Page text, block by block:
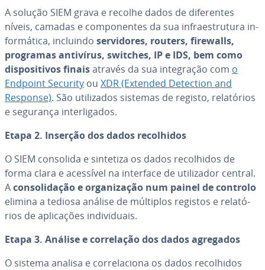
A solução SIEM grava e recolhe dados de di­fe­ren­tes
níveis, camadas e com­po­nen­tes da sua in­fra­es­tru­tura in­
for­má­tica, incluindo ser­vi­do­res, routers, firewalls,
programas antivírus, switches, IP e IDS, bem como
dis­po­si­ti­vos finaisatravés da sua in­te­gra­ção com o
Endpoint Security ou XDR (Extended Detection and
Response). São uti­li­za­dos sistemas de registo, re­la­tó­rios
e segurança in­ter­li­ga­dos.
Etapa 2. Inserção dos dados re­co­lhi­dos
O SIEM consolida e sintetiza os dados re­co­lhi­dos de
forma clara e acessível na interface de uti­li­za­dor central.
Acon­so­li­da­ção e or­ga­ni­za­ção num painel de controlo
elimina a tediosa análise de múltiplos registos e re­la­tó­
rios de apli­ca­ções in­di­vi­du­ais.
Etapa 3. Análise e cor­re­la­ção dos dados agregados
O sistema analisa e cor­re­la­ci­ona os dados re­co­lhi­dos